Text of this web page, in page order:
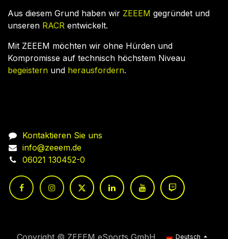
Aus diesem Grund haben wir ZEEEM gegründet und
unseren RACR entwickelt.
Mit ZEEEM möchten wir ohne Hürden und
Kompromisse auf technisch höchstem Niveau
begeistern und herausfordern.
Kontaktieren Sie uns
info@zeeem.de
06021 130452-0
Copyright © ZEEEM eSports GmbH Deutsch